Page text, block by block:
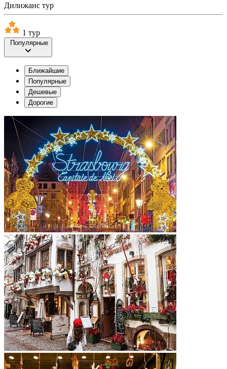
Дилижанс тур
1 тур
Популярные
Ближайшие
Популярные
Дешевые
Дорогие